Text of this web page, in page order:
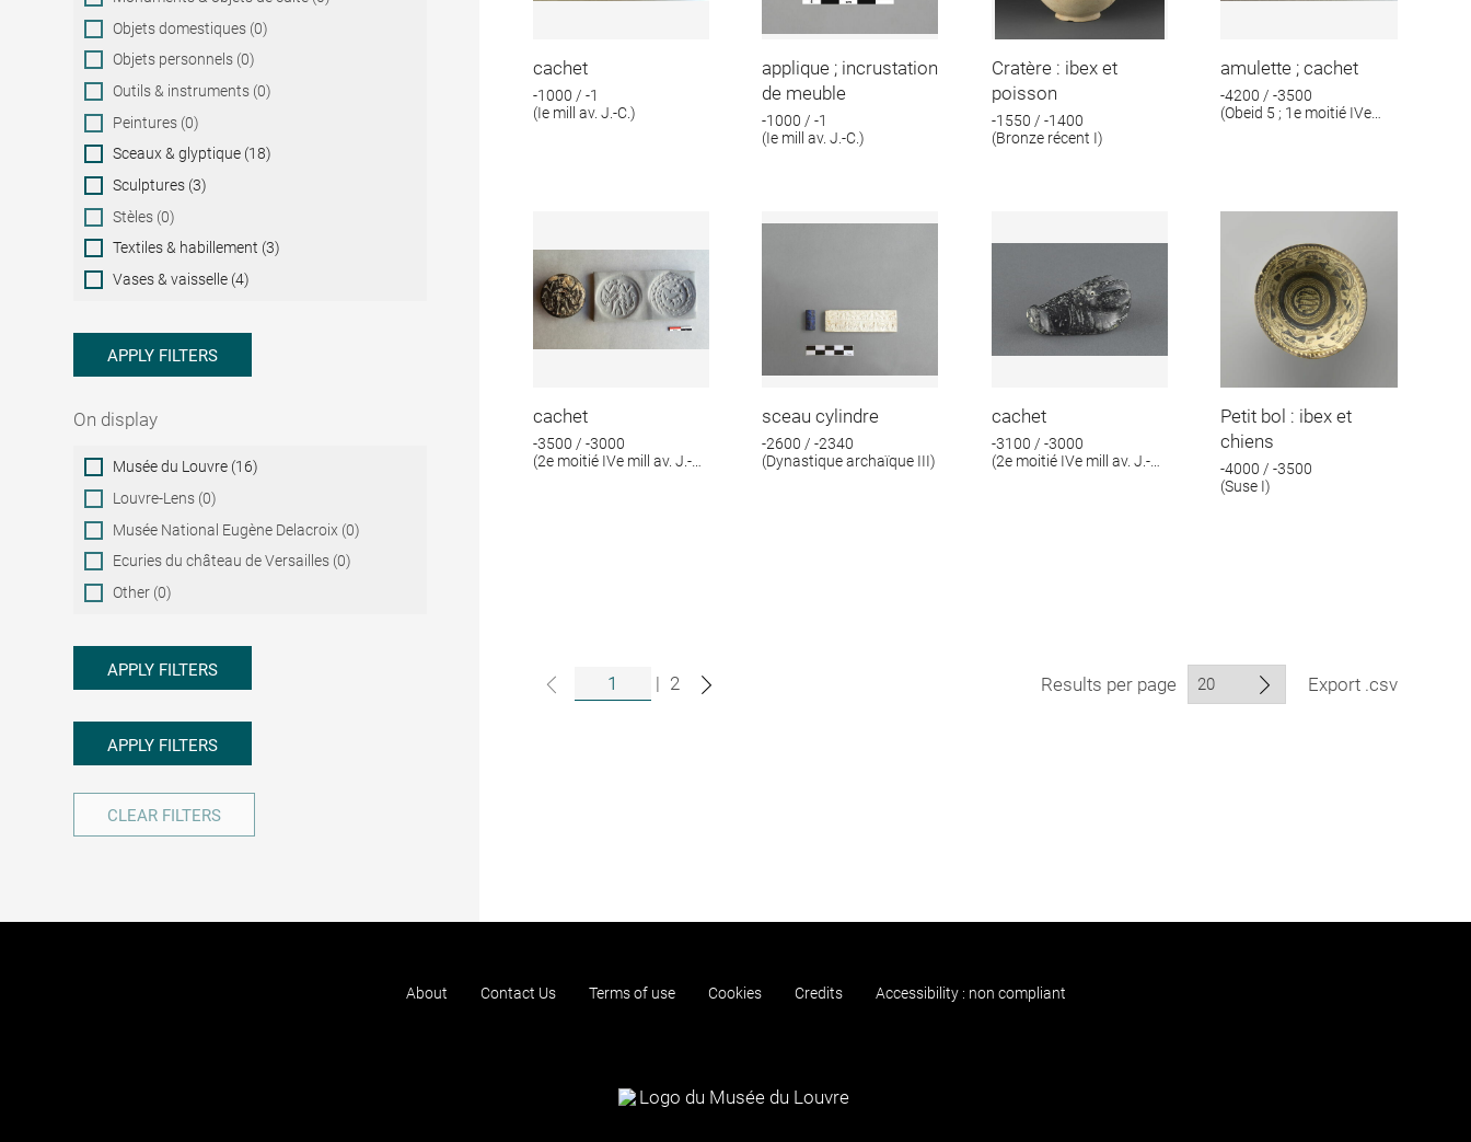
Objets domestiques (0)
Objets personnels (0)
Outils & instruments (0)
Peintures (0)
Sceaux & glyptique (18)
Sculptures (3)
Stèles (0)
Textiles & habillement (3)
Vases & vaisselle (4)
APPLY FILTERS
On display
On
display
Musée du Louvre (16)
Louvre-Lens (0)
Musée National Eugène Delacroix (0)
Ecuries du château de Versailles (0)
Other (0)
APPLY FILTERS
APPLY FILTERS
CLEAR FILTERS
cachet
-1000 / -1
(Ie mill av. J.-C.)
applique ; incrustation
de meuble
-1000 / -1
(Ie mill av. J.-C.)
Cratère : ibex et
poisson
-1550 / -1400
(Bronze récent I)
amulette ; cachet
-4200 / -3500
(Obeid 5 ; 1e moitié IVe
cachet
-3500 / -3000
(2e moitié IVe mill av. J.-
sceau cylindre
-2600 / -2340
(Dynastique archaïque III)
cachet
-3100 / -3000
(2e moitié IVe mill av. J.-
Petit bol : ibex et
chiens
-4000 / -3500
(Suse I)
| 2 Results per page Export .csv
About Contact Us Terms of use Cookies Credits Accessibility : non compliant